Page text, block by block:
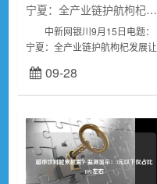
宁夏：全产业链护航枸杞发展 让小红果成为富民“大产业”
中新网银川9月15日电题：
宁夏：全产业链护航枸杞发展让
者李佩珊马亚萍 枸杞是宁夏
对话世界的“红色名片”，枸杞...
09-28